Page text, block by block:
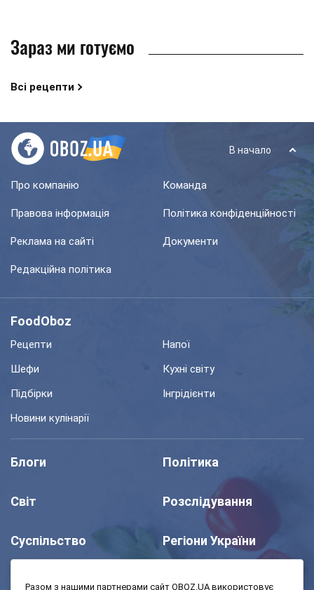
Зараз ми готуємо
Всі рецепти
В начало
Про компанію Команда
Правова інформація Політика конфіденційності
Реклама на сайті Документи
Редакційна політика
FoodOboz
Рецепти
Напої
Шефи
Кухні світу
Підбірки
Інгрідієнти
Новини кулінарії
Блоги Політика
Світ Розслідування
Суспільство Регіони України
Шоу Спорт
Разом з нашими партнерами сайт OBOZ.UA використовує